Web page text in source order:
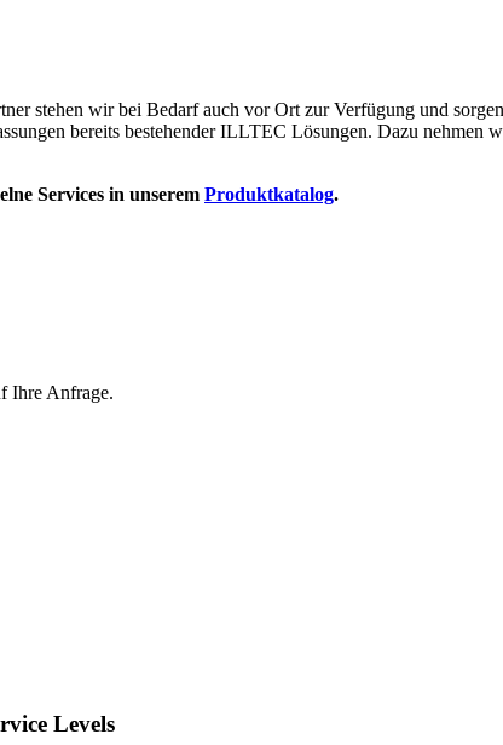
stehen wir bei Bedarf auch vor Ort zur Verfügung und
bereits bestehender ILLTEC Lösungen. Dazu nehmen
Services in unserem Produktkatalog.
Ihre Anfrage.
Levels